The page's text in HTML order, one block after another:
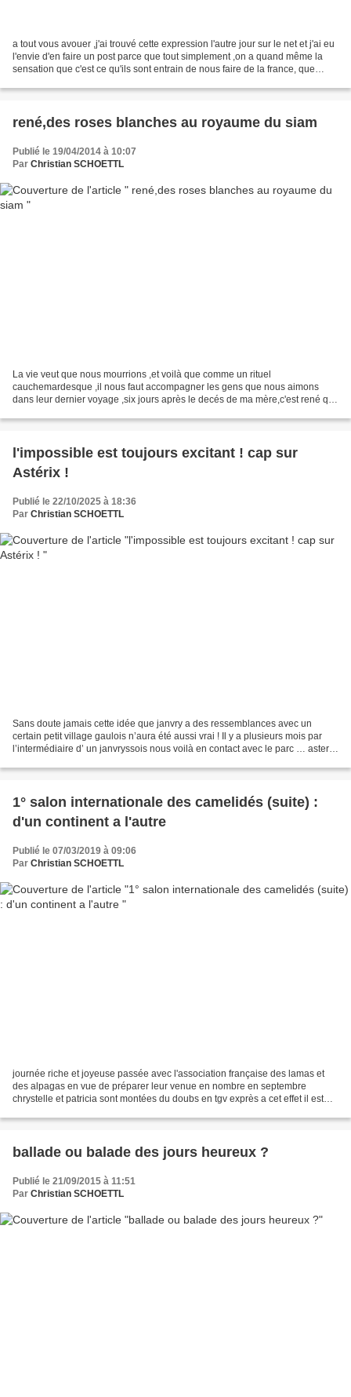
a tout vous avouer ,j'ai trouvé cette expression l'autre jour sur le net et j'ai eu
l'envie d'en faire un post parce que tout simplement ,on a quand même la
sensation que c'est ce qu'ils sont entrain de nous faire de la france, que
rené,des roses blanches au royaume du siam
Publié le 19/04/2014 à 10:07
Par Christian SCHOETTL
La vie veut que nous mourrions ,et voilà que comme un rituel
cauchemardesque ,il nous faut accompagner les gens que nous aimons
dans leur dernier voyage ,six jours après le decés de ma mère,c'est rené qui
l'impossible est toujours excitant ! cap sur
Astérix !
Publié le 22/10/2025 à 18:36
Par Christian SCHOETTL
Sans doute jamais cette idée que janvry a des ressemblances avec un
certain petit village gaulois n’aura été aussi vrai ! Il y a plusieurs mois par
l’intermédiaire d’ un janvryssois nous voilà en contact avec le parc … asterix
1° salon internationale des camelidés (suite) :
d'un continent a l'autre
Publié le 07/03/2019 à 09:06
Par Christian SCHOETTL
journée riche et joyeuse passée avec l'association française des lamas et
des alpagas en vue de préparer leur venue en nombre en septembre
chrystelle et patricia sont montées du doubs en tgv exprès a cet effet il est
ballade ou balade des jours heureux ?
Publié le 21/09/2015 à 11:51
Par Christian SCHOETTL